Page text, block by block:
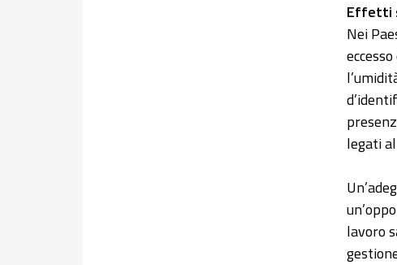
Effetti
Nei
legati
lavoro